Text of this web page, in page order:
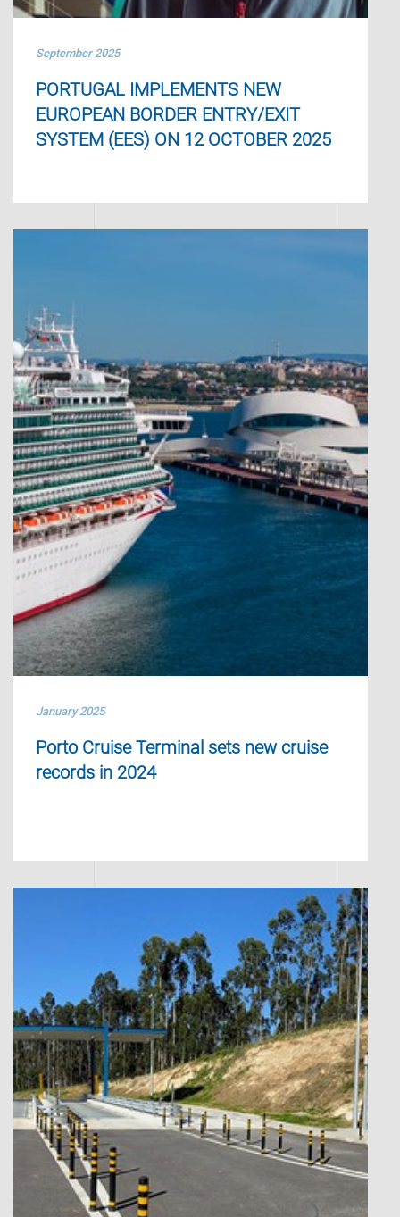
September 2025
PORTUGAL IMPLEMENTS NEW
EUROPEAN BORDER ENTRY/EXIT
SYSTEM (EES) ON 12 OCTOBER 2025
January 2025
Porto Cruise Terminal sets new cruise
records in 2024